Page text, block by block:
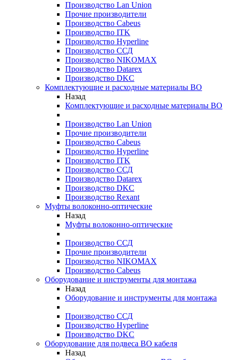
Производство Lan Union
Прочие производители
Производство Cabeus
Производство ITK
Производство Hyperline
Производство ССД
Производство NIKOMAX
Производство Datarex
Производство DKC
Комплектующие и расходные материалы ВО
Назад
Комплектующие и расходные материалы ВО
Производство Lan Union
Прочие производители
Производство Cabeus
Производство Hyperline
Производство ITK
Производство ССД
Производство Datarex
Производство DKC
Производство Rexant
Муфты волоконно-оптические
Назад
Муфты волоконно-оптические
Производство ССД
Прочие производители
Производство NIKOMAX
Производство Cabeus
Оборудование и инструменты для монтажа
Назад
Оборудование и инструменты для монтажа
Производство ССД
Производство Hyperline
Производство DKC
Оборудование для подвеса ВО кабеля
Назад